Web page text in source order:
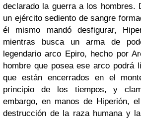
declarado la guerra a los hombres.
un ejército sediento de sangre
él mismo mandó desfigurar,
mientras busca un arma de
legendario arco Epiro, hecho por
hombre que posea ese arco podrá
que están encerrados en el
principio de los tiempos, y
embargo, en manos de Hiperión,
destrucción de la raza humana y